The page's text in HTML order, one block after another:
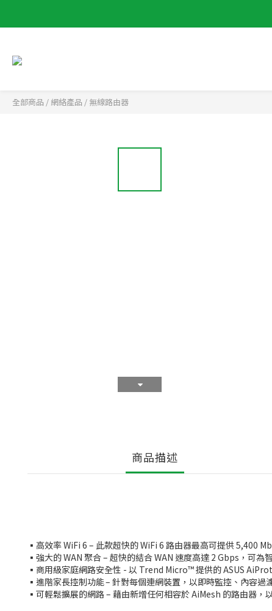
全部商品 / 網絡產品 / 無線路由器
商品描述
▪️高效率 WiFi 6 – 此款超快的 WiFi 6 路由器最高可提供 5,400
▪️強大的 WAN 聚合 – 超快的結合 WAN 速度高達 2 Gbps，可為
▪️商用級家庭網路安全性 - 以 Trend Micro™ 提供的 ASUS
▪️進階家長控制功能 – 針對每個連網裝置，以即時監控、內容
▪️可輕鬆擴展的網路 – 藉由新增任何相容於 AiMesh 的路由器，